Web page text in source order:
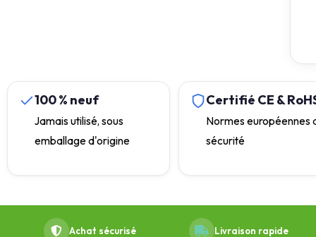
100 % neuf
Jamais utilisé, sous
emballage d'origine
Certifié CE &
Normes européennes
sécurité
Achat sécurisé Livraison rapide